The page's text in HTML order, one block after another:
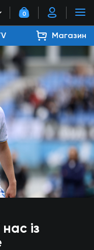
0
Магазин
із